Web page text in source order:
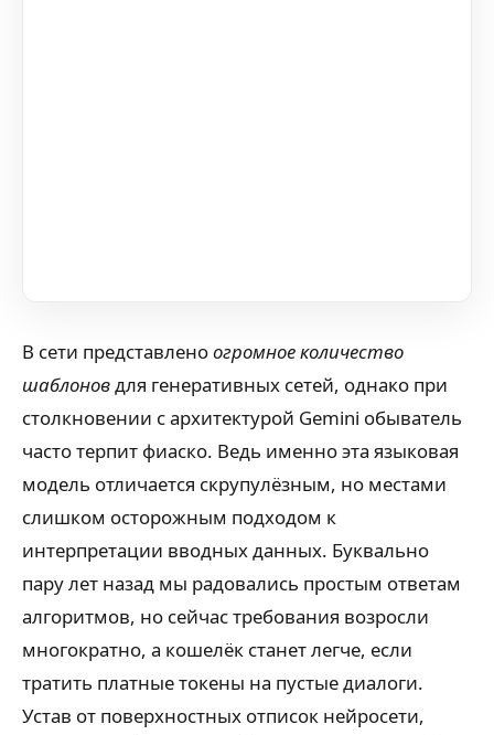
В сети представленоогромное количество
шаблоновдля генеративных сетей, однако при
столкновении с архитектурой Gemini обыватель
часто терпит фиаско. Ведь именно эта языковая
модель отличается скрупулёзным, но местами
слишком осторожным подходом к
интерпретации вводных данных. Буквально
пару лет назад мы радовались простым ответам
алгоритмов, но сейчас требования возросли
многократно, а кошелёк станет легче, если
тратить платные токены на пустые диалоги.
Устав от поверхностных отписок нейросети,